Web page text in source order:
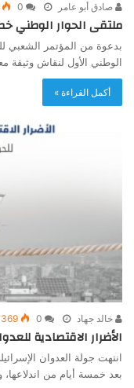
صادق أبو عامر 0
ملتقى الحوار الوطني
بدعوة من المؤتمر الشعبي
الوطني الأول لنقاش وثيقة
أكمل القراءة »
خالد جهاد 0
الأضرار الاقتصادية
بعد خمسة أيام من